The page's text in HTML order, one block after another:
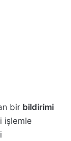
bir bildirimi
işlemle